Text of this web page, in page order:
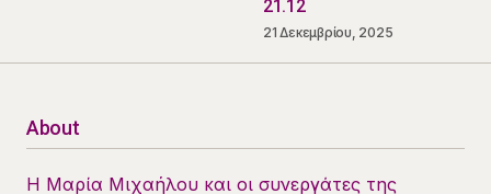
21.12
21 Δεκεμβρίου, 2025
About
Η Μαρία Μιχαήλου και οι συνεργάτες της